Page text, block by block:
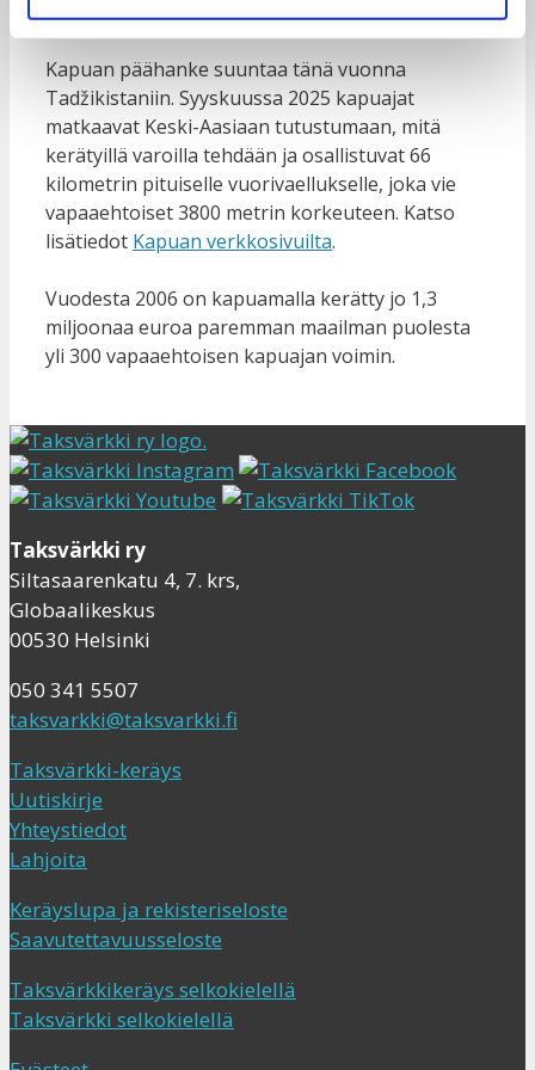
iloitsee tiimin jäsenManta Tolvanen.
Kapuan päähanke suuntaa tänä vuonna
Tadžikistaniin. Syyskuussa 2025 kapuajat
matkaavat Keski-Aasiaan tutustumaan, mitä
kerätyillä varoilla tehdään ja osallistuvat 66
kilometrin pituiselle vuorivaellukselle, joka vie
vapaaehtoiset 3800 metrin korkeuteen. Katso
lisätiedot Kapuan verkkosivuilta.
Vuodesta 2006 on kapuamalla kerätty jo 1,3
miljoonaa euroa paremman maailman puolesta
yli 300 vapaaehtoisen kapuajan voimin.
Taksvärkki ry
Siltasaarenkatu 4, 7. krs,
Globaalikeskus
00530 Helsinki
050 341 5507
taksvarkki@taksvarkki.fi
Taksvärkki-keräys
Uutiskirje
Yhteystiedot
Lahjoita
Keräyslupa ja rekisteriseloste
Saavutettavuusseloste
Taksvärkkikeräys selkokielellä
Taksvärkki selkokielellä